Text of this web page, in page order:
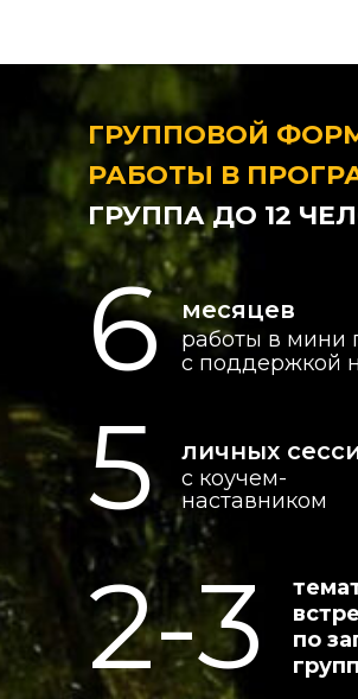
ГРУППОВОЙ
РАБОТЫ В
ГРУППА ДО 12
6 месяцев
работы в мини
с поддержкой
5 личных
2-3
по
с коучем-
наставником